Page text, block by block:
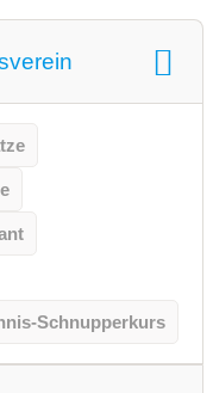
Schnupperkurs